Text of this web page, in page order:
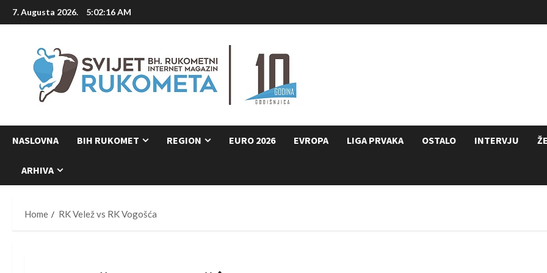
Skip
to
7. Augusta 2026. 5:02:17 AM
NASLOVNA BIH RUKOMET REGION EURO 2026 EVROPA LIGA PRVAKA OSTALO INTERVJU
ARHIVA
Home RK Velež vs RK Vogošća